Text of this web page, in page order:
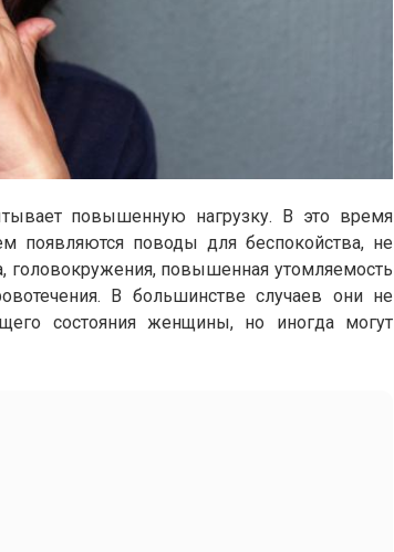
повышенную нагрузку. В это время
появляются поводы для беспокойства, не
головокружения, повышенная утомляемость
В большинстве случаев они не
состояния женщины, но иногда могут